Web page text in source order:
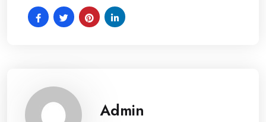
Admin